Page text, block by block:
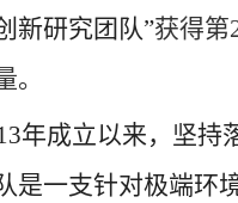
新研究团队”获得第
。
年成立以来，坚持
是一支针对极端环